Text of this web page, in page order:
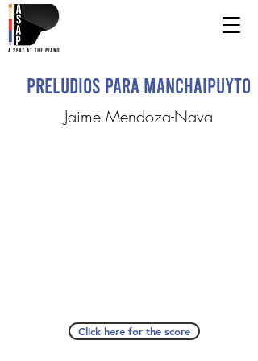
Preludios para Manchaipuyto
Jaime Mendoza-Nava
Click here for the score